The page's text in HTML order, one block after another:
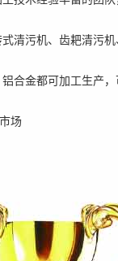
清污机、齿耙清污
合金都可加工生产
场